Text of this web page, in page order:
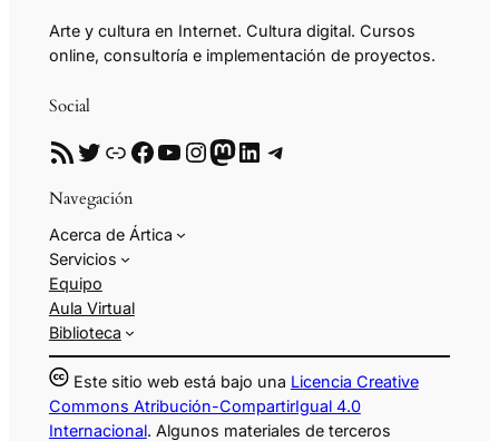
Arte y cultura en Internet. Cultura digital. Cursos
online, consultoría e implementación de proyectos.
Social
RSS Twitter Enlace Facebook YouTube InstagramMastodon LinkedIn Telegram
Navegación
Acerca de Ártica
Servicios
Equipo
Aula Virtual
Biblioteca
Este sitio web está bajo una Licencia Creative
Commons Atribución-CompartirIgual 4.0
Internacional. Algunos materiales de terceros